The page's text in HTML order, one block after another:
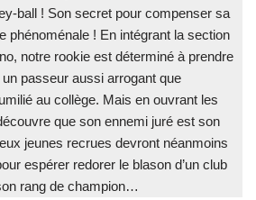
ball ! Son secret pour compenser sa
phénoménale ! En intégrant la section
notre rookie est déterminé à prendre
passeur aussi arrogant que
au collège. Mais en ouvrant les
que son ennemi juré est son
jeunes recrues devront néanmoins
espérer redorer le blason d’un club
rang de champion…